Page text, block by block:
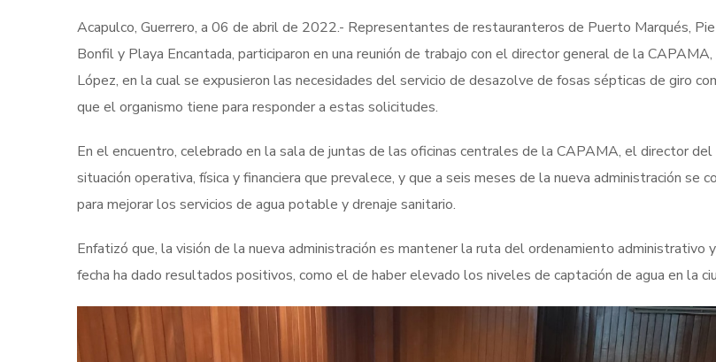
Acapulco, Guerrero, a 06 de abril de 2022.- Representantes de restauranteros de Puerto Marqués,
Bonfil y Playa Encantada, participaron en una reunión de trabajo con el director general de la
López, en la cual se expusieron las necesidades del servicio de desazolve de fosas sépticas de giro
que el organismo tiene para responder a estas solicitudes.
En el encuentro, celebrado en la sala de juntas de las oficinas centrales de la CAPAMA, el director
situación operativa, física y financiera que prevalece, y que a seis meses de la nueva administración se
para mejorar los servicios de agua potable y drenaje sanitario.
Enfatizó que, la visión de la nueva administración es mantener la ruta del ordenamiento administrativo
fecha ha dado resultados positivos, como el de haber elevado los niveles de captación de agua en la